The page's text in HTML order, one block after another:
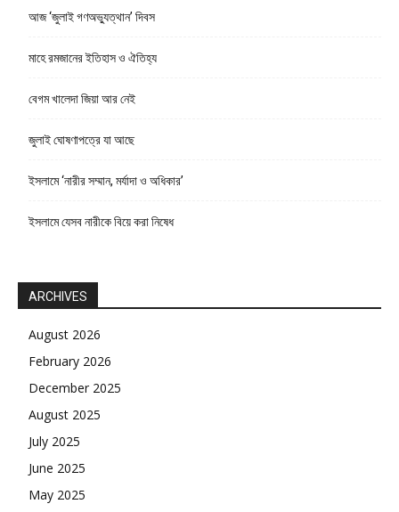
আজ ‘জুলাই গণঅভ্যুত্থান’ দিবস
মাহে রমজানের ইতিহাস ও ঐতিহ্য
বেগম খালেদা জিয়া আর নেই
জুলাই ঘোষণাপত্রে যা আছে
ইসলামে ‘নারীর সম্মান, মর্যাদা ও অধিকার’
ইসলামে যেসব নারীকে বিয়ে করা নিষেধ
ARCHIVES
August 2026
February 2026
December 2025
August 2025
July 2025
June 2025
May 2025